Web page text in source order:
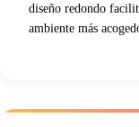
diseño redondo
ambiente más